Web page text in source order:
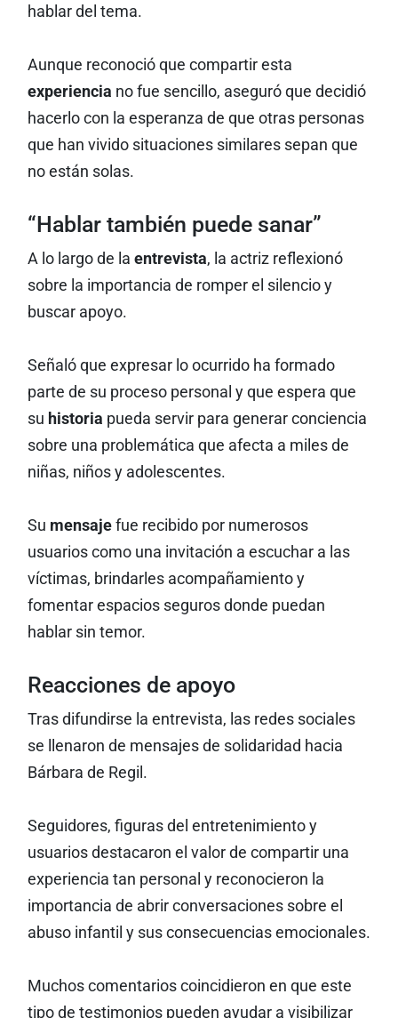
hablar del tema.
Aunque reconoció que compartir esta
experiencia no fue sencillo, aseguró que decidió
hacerlo con la esperanza de que otras personas
que han vivido situaciones similares sepan que
no están solas.
“Hablar también puede sanar”
A lo largo de la entrevista, la actriz reflexionó
sobre la importancia de romper el silencio y
buscar apoyo.
Señaló que expresar lo ocurrido ha formado
parte de su proceso personal y que espera que
su historia pueda servir para generar conciencia
sobre una problemática que afecta a miles de
niñas, niños y adolescentes.
Su mensaje fue recibido por numerosos
usuarios como una invitación a escuchar a las
víctimas, brindarles acompañamiento y
fomentar espacios seguros donde puedan
hablar sin temor.
Reacciones de apoyo
Tras difundirse la entrevista, las redes sociales
se llenaron de mensajes de solidaridad hacia
Bárbara de Regil.
Seguidores, figuras del entretenimiento y
usuarios destacaron el valor de compartir una
experiencia tan personal y reconocieron la
importancia de abrir conversaciones sobre el
abuso infantil y sus consecuencias emocionales.
Muchos comentarios coincidieron en que este
tipo de testimonios pueden ayudar a visibilizar